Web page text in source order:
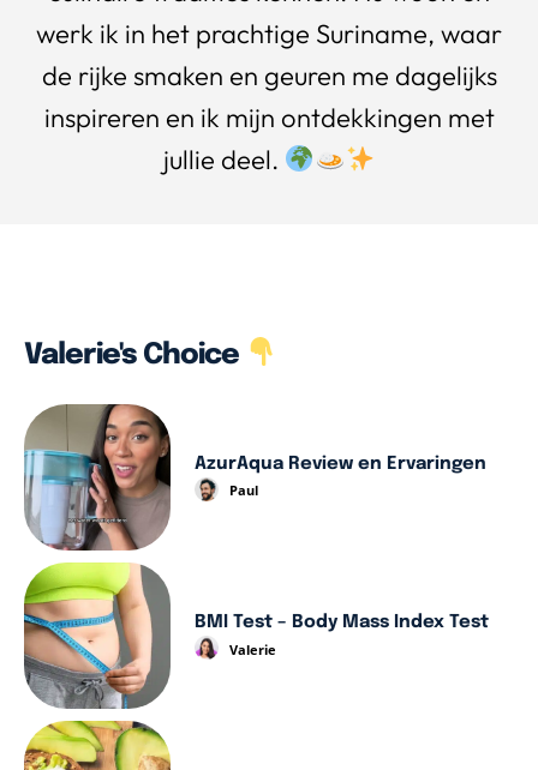
werk ik in het prachtige Suriname, waar
de rijke smaken en geuren me dagelijks
inspireren en ik mijn ontdekkingen met
jullie deel.
Valerie's Choice
AzurAqua Review en Ervaringen
Paul
BMI Test – Body Mass Index Test
Valerie